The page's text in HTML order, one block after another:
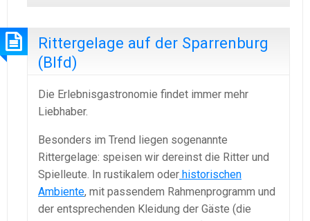
Rittergelage auf der Sparrenburg
(Blfd)
Die Erlebnisgastronomie findet immer mehr
Liebhaber.
Besonders im Trend liegen sogenannte
Rittergelage: speisen wir dereinst die Ritter und
Spielleute. In rustikalem oder historischen
Ambiente, mit passendem Rahmenprogramm und
der entsprechenden Kleidung der Gäste (die